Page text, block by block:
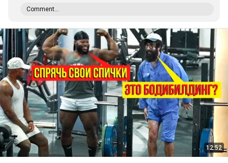
Comment...
12:52